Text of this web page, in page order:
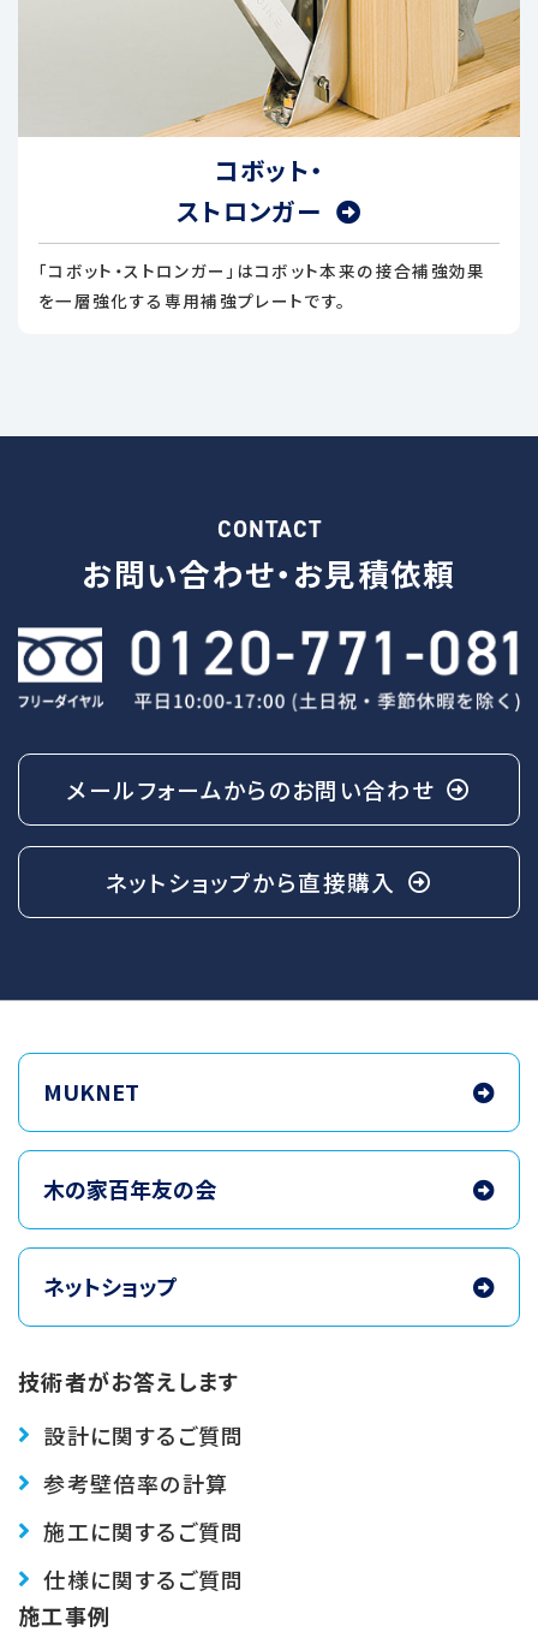
コボット・
ストロンガー
「コボット・ストロンガー」はコボット本来の接合補強効果
を一層強化する専用補強プレートです。
CONTACT
お問い合わせ・お見積依頼
メールフォームからのお問い合わせ
ネットショップから直接購入
MUKNET
木の家百年友の会
ネットショップ
技術者がお答えします
設計に関するご質問
参考壁倍率の計算
施工に関するご質問
仕様に関するご質問
施工事例